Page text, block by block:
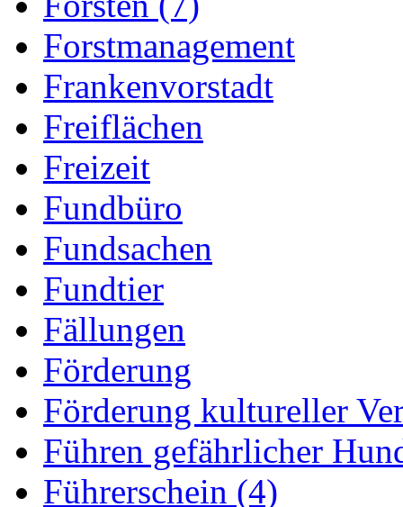
Forstmanagement
Frankenvorstadt
Freiflächen
Freizeit
Fundbüro
Fundsachen
Fundtier
Fällungen
Förderung
Förderung kultureller
Führen gefährlicher
Führerschein (4)